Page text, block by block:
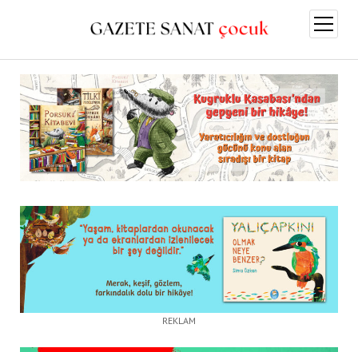
aç
REKLAM